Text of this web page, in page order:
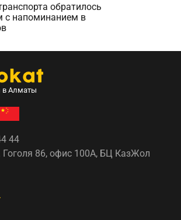
обратилось
с напоминанием в
в Алматы
44
Гоголя 86, офис 100А, БЦ КазЖол